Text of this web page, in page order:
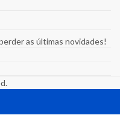
as últimas novidades!